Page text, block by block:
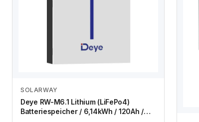
SOLARWAY
Deye RW-M6.1 Lithium (LiFePo4)
Batteriespeicher / 6,14kWh / 120Ah /